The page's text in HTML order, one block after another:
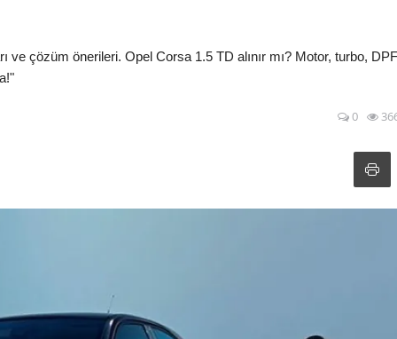
ve çözüm önerileri. Opel Corsa 1.5 TD alınır mı? Motor, turbo, DPF
0